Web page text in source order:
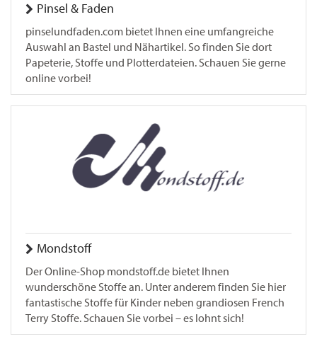
Pinsel & Faden
pinselundfaden.com bietet Ihnen eine umfangreiche
Auswahl an Bastel und Nähartikel. So finden Sie dort
Papeterie, Stoffe und Plotterdateien. Schauen Sie gerne
online vorbei!
Mondstoff
Der Online-Shop mondstoff.de bietet Ihnen
wunderschöne Stoffe an. Unter anderem finden Sie hier
fantastische Stoffe für Kinder neben grandiosen French
Terry Stoffe. Schauen Sie vorbei – es lohnt sich!